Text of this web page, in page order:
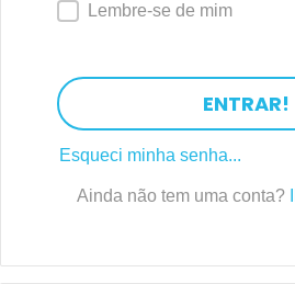
Lembre-se de mim
ENTRAR!
Esqueci minha senha...
Ainda não tem uma conta?